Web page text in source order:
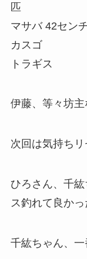
匹
マサバ 42セン
カスゴ
トラギス
伊藤、等々坊
次回は気持ち
ひろさん、千
ス釣れて良か
千紘ちゃん、